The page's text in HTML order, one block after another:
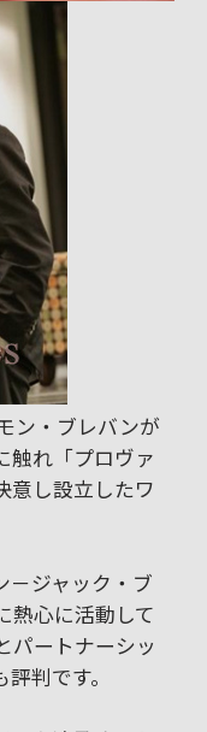
ン・ブレバンが
触れ「プロヴァ
意し設立したワ
－ジャック・ブ
熱心に活動して
パートナーシッ
判です。